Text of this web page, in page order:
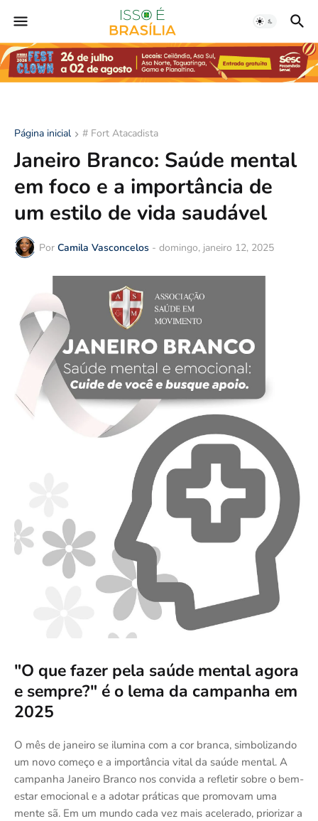
Página inicial # Fort Atacadista
Janeiro Branco: Saúde mental
em foco e a importância de
um estilo de vida saudável
Por Camila Vasconcelos - domingo, janeiro 12, 2025
"O que fazer pela saúde mental agora
e sempre?" é o lema da campanha em
2025
O mês de janeiro se ilumina com a cor branca, simbolizando
um novo começo e a importância vital da saúde mental. A
campanha Janeiro Branco nos convida a refletir sobre o bem-
estar emocional e a adotar práticas que promovam uma
mente sã. Em um mundo cada vez mais acelerado, priorizar a